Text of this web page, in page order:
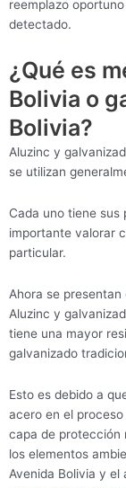
reemplazo
detectado.
¿Qué es
Bolivia o
Bolivia?
Aluzinc y
se utilizan
Cada uno tiene
importante valorar
particular.
Ahora se
Aluzinc y
tiene una mayor
galvanizado
Esto es debido a
acero en el
capa de protección
los elementos
Avenida Bolivia y